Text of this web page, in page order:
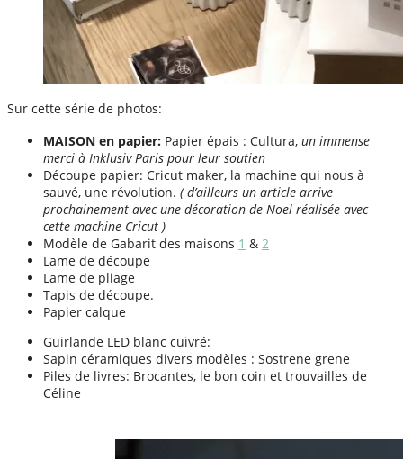
Sur cette série de photos:
MAISON en papier: Papier épais : Cultura, un immense
merci à Inklusiv Paris pour leur soutien
Découpe papier: Cricut maker, la machine qui nous à
sauvé, une révolution. ( d’ailleurs un article arrive
prochainement avec une décoration de Noel réalisée avec
cette machine Cricut )
Modèle de Gabarit des maisons 1 & 2
Lame de découpe
Lame de pliage
Tapis de découpe.
Papier calque
Guirlande LED blanc cuivré:
Sapin céramiques divers modèles : Sostrene grene
Piles de livres: Brocantes, le bon coin et trouvailles de
Céline